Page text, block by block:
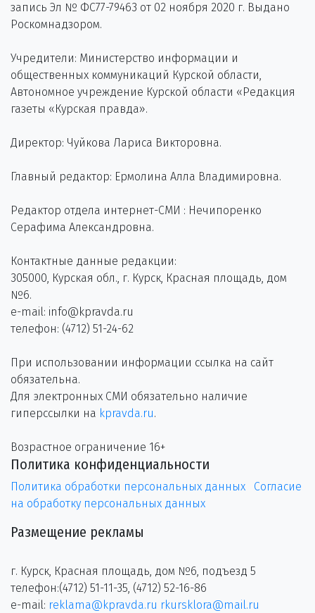
запись Эл № ФС77-79463 от 02 ноября 2020 г. Выдано
Роскомнадзором.
Учредители: Министерство информации и
общественных коммуникаций Курской области,
Автономное учреждение Курской области «Редакция
газеты «Курская правда».
Директор: Чуйкова Лариса Викторовна.
Главный редактор: Ермолина Алла Владимировна.
Редактор отдела интернет-СМИ : Нечипоренко
Серафима Александровна.
Контактные данные редакции:
305000, Курская обл., г. Курск, Красная площадь, дом
№6.
e-mail: info@kpravda.ru
телефон: (4712) 51-24-62
При использовании информации ссылка на сайт
обязательна.
Для электронных СМИ обязательно наличие
гиперссылки на kpravda.ru.
Возрастное ограничение 16+
Политика конфиденциальности
Политика обработки персональных данных
Согласие
на обработку персональных данных
Размещение рекламы
г. Курск, Красная площадь, дом №6, подъезд 5
телефон:(4712) 51-11-35, (4712) 52-16-86
e-mail: reklama@kpravda.ru rkursklora@mail.ru